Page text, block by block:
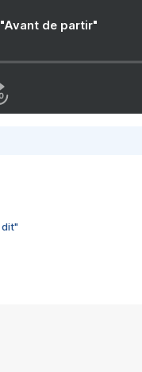
de partir"
dit"